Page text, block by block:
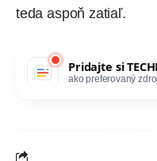
teda aspoň zatiaľ.
Pridajte si
ako preferovaný